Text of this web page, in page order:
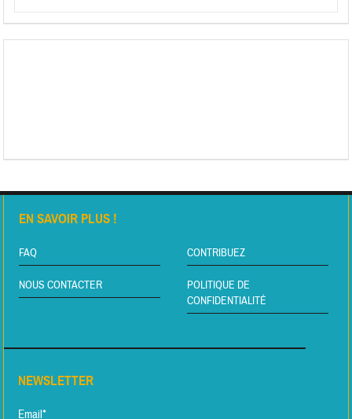
EN SAVOIR PLUS !
FAQ CONTRIBUEZ
NOUS CONTACTER
POLITIQUE DE
CONFIDENTIALITÉ
NEWSLETTER
Email*